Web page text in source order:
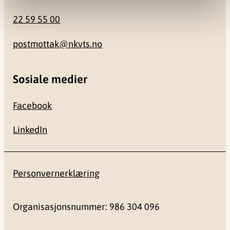
22 59 55 00
postmottak@nkvts.no
Sosiale medier
Facebook
LinkedIn
Personvernerklæring
Organisasjonsnummer: 986 304 096